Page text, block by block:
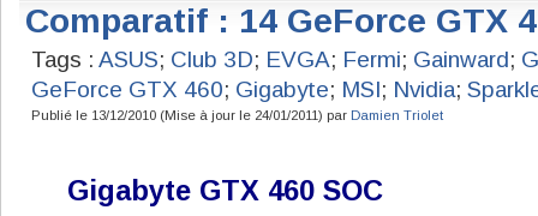
Comparatif : 14 GeForce GTX
Tags : ASUS; Club 3D; EVGA; Fermi; Gainward;
GeForce GTX 460; Gigabyte; MSI; Nvidia;
Publié le 13/12/2010 (Mise à jour le 24/01/2011) par Damien Triolet
Gigabyte GTX 460 SOC